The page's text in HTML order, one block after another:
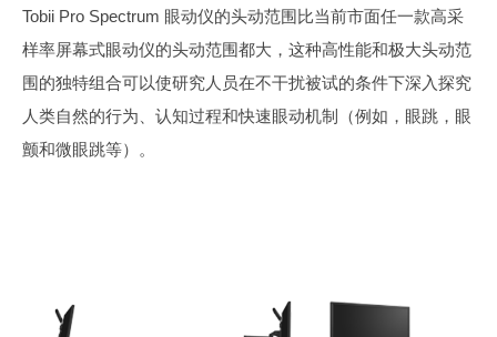
Tobii Pro Spectrum 眼动仪的头动范围比当前市面任一款高采
样率屏幕式眼动仪的头动范围都大，这种高性能和极大头动范
围的独特组合可以使研究人员在不干扰被试的条件下深入探究
人类自然的行为、认知过程和快速眼动机制（例如，眼跳，眼
颤和微眼跳等）。